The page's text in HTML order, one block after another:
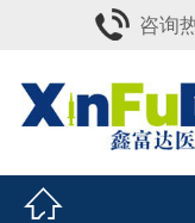
咨询
